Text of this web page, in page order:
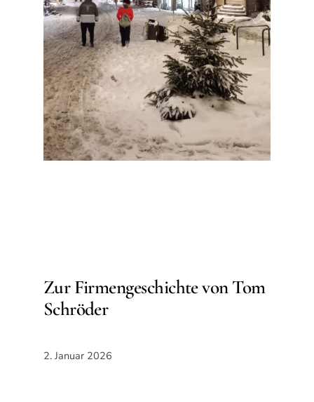
Zur Firmengeschichte von Tom
Schröder
2. Januar 2026